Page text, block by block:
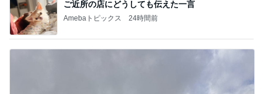
ご近所の店にどうしても伝えた一言
Amebaトピックス 24時間前